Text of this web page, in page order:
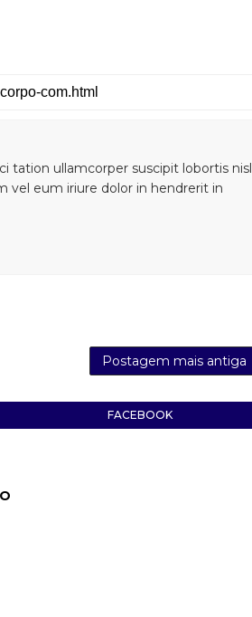
tation ullamcorper suscipit lobortis nisl
vel eum iriure dolor in hendrerit in
Postagem mais antiga
FACEBOOK